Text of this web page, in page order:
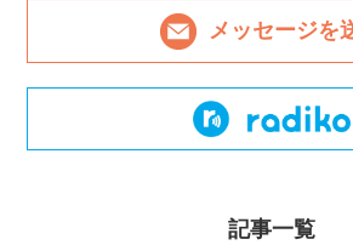
メッセージを
記事一覧